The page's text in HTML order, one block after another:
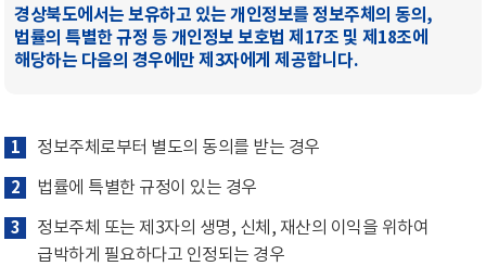
경상북도에서는 보유하고 있는 개인정보를 정보주체의 동의,
법률의 특별한 규정 등 개인정보 보호법 제17조 및 제18조에
해당하는 다음의 경우에만 제3자에게 제공합니다.
1 정보주체로부터 별도의 동의를 받는 경우
2 법률에 특별한 규정이 있는 경우
3
정보주체 또는 제3자의 생명, 신체, 재산의 이익을 위하여
급박하게 필요하다고 인정되는 경우